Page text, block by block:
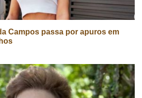
Campos passa por apuros em